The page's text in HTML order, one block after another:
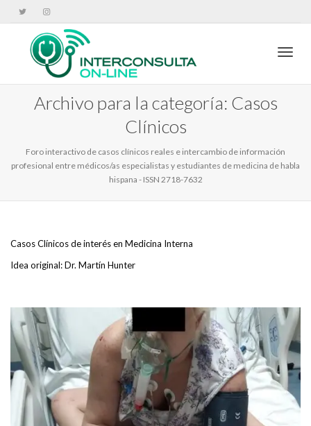
Archivo para la categoría: Casos
Clínicos
Foro interactivo de casos clínicos reales e intercambio de información
profesional entre médicos/as especialistas y estudiantes de medicina de habla
hispana - ISSN 2718-7632
Casos Clínicos de interés en Medicina Interna
Idea original: Dr. Martín Hunter